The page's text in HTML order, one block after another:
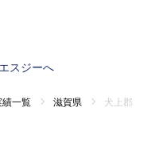
スジーへ
一覧 滋賀県 犬上郡